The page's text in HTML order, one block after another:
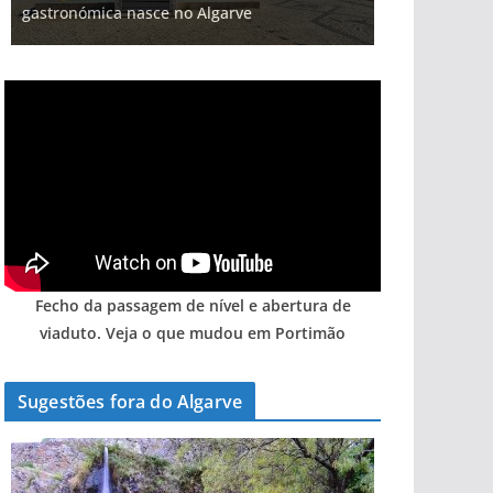
gastronómica nasce no Algarve
Algarve voltam a ter vida (com vídeo)
arribas em risco no Algarve (com vídeo)
entre redes e fábricas
hotéis (com vídeo)
Fecho da passagem de nível e abertura de
viaduto. Veja o que mudou em Portimão
Sugestões fora do Algarve